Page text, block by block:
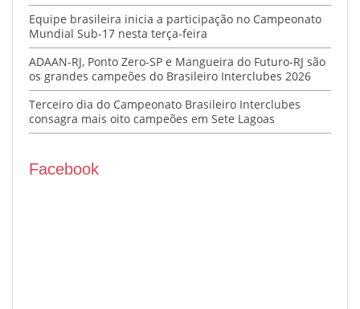
Equipe brasileira inicia a participação no Campeonato
Mundial Sub-17 nesta terça-feira
ADAAN-RJ, Ponto Zero-SP e Mangueira do Futuro-RJ são
os grandes campeões do Brasileiro Interclubes 2026
Terceiro dia do Campeonato Brasileiro Interclubes
consagra mais oito campeões em Sete Lagoas
Facebook